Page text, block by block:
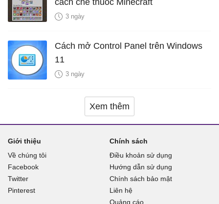
3 ngày
Cách mở Control Panel trên Windows
11
3 ngày
Xem thêm
Giới thiệu
Về chúng tôi
Facebook
Twitter
Pinterest
Chính sách
Điều khoản sử dụng
Hướng dẫn sử dụng
Chính sách bảo mật
Liên hệ
Quảng cáo